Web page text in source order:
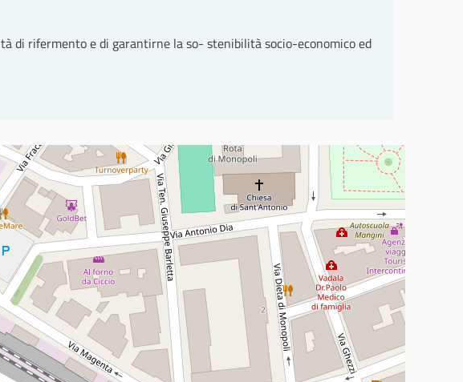
di rifermento e di garantirne la so- stenibilità socio-economico ed